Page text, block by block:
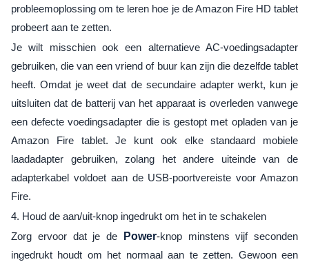
probleemoplossing om te leren hoe je de Amazon Fire HD tablet
probeert aan te zetten.
Je wilt misschien ook een alternatieve AC-voedingsadapter
gebruiken, die van een vriend of buur kan zijn die dezelfde tablet
heeft. Omdat je weet dat de secundaire adapter werkt, kun je
uitsluiten dat de batterij van het apparaat is overleden vanwege
een defecte voedingsadapter die is gestopt met opladen van je
Amazon Fire tablet. Je kunt ook elke standaard mobiele
laadadapter gebruiken, zolang het andere uiteinde van de
adapterkabel voldoet aan de USB-poortvereiste voor Amazon
Fire.
4. Houd de aan/uit-knop ingedrukt om het in te schakelen
Zorg ervoor dat je de
Power-knop minstens vijf seconden
ingedrukt houdt om het normaal aan te zetten. Gewoon een